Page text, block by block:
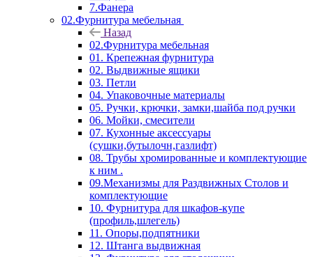
7.Фанера
02.Фурнитура мебельная
Назад
02.Фурнитура мебельная
01. Крепежная фурнитура
02. Выдвижные ящики
03. Петли
04. Упаковочные материалы
05. Ручки, крючки, замки,шайба под ручки
06. Мойки, смесители
07. Кухонные аксессуары
(сушки,бутылочн,газлифт)
08. Трубы хромированные и комплектующие
к ним .
09.Механизмы для Раздвижных Столов и
комплектующие
10. Фурнитура для шкафов-купе
(профиль,шлегель)
11. Опоры,подпятники
12. Штанга выдвижная